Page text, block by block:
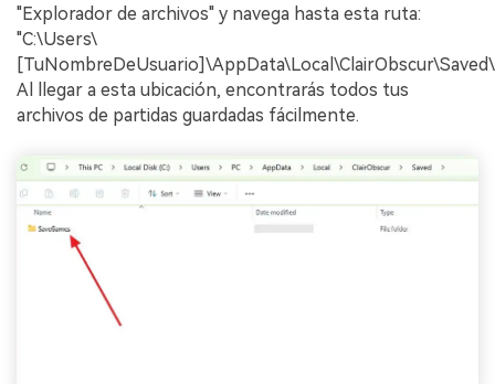
"Explorador de archivos" y navega hasta esta ruta:
"C:\Users\
Al llegar a esta ubicación, encontrarás todos tus
archivos de partidas guardadas fácilmente.